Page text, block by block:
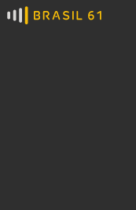
Ver todas as notícias